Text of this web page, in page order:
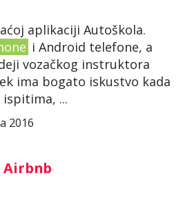
aplikaciji Autoškola.
i Android telefone, a
vozačkog instruktora
ima bogato iskustvo kada
...
2016